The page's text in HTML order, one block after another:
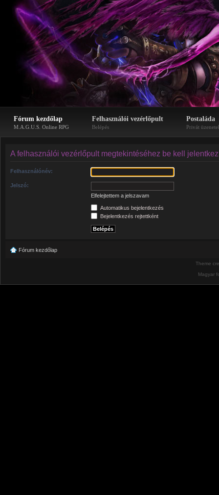
Fórum kezdőlap
M.A.G.U.S. Online RPG
Felhasználói vezérlőpult
Belépés
Postaláda
Privát
A felhasználói vezérlőpult megtekintéséhez be kell
Felhasználónév:
Jelszó:
Elfelejtettem a jelszavam
Automatikus bejelentkezés
Bejelentkezés rejtettként
Fórum kezdőlap
Theme
Magyar